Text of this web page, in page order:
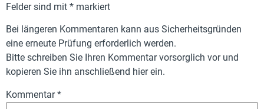
Felder sind mit * markiert
Bei längeren Kommentaren kann aus Sicherheitsgründen
eine erneute Prüfung erforderlich werden.
Bitte schreiben Sie Ihren Kommentar vorsorglich vor und
kopieren Sie ihn anschließend hier ein.
Kommentar*